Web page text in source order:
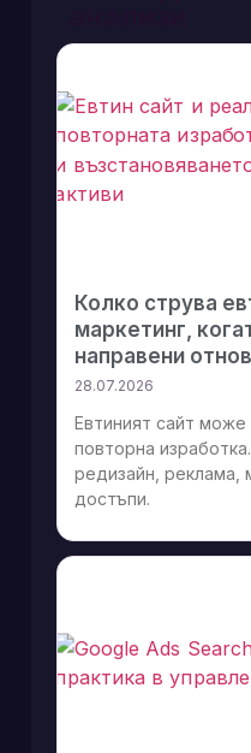
Колко струва
маркетинг,
направени
28.07.2026
Евтиният сайт може
повторна
редизайн, реклама,
достъпи.